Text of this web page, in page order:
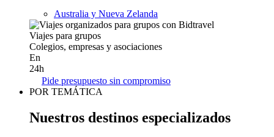
Australia y Nueva Zelanda
Viajes para grupos
Colegios, empresas y asociaciones
En
24h
Pide presupuesto sin compromiso
POR TEMÁTICA
Nuestros destinos especializados